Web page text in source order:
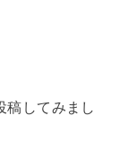
稿してみまし